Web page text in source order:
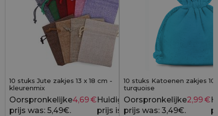
10 stuks Jute zakjes 13 x 18 cm -
kleurenmix
5,49 €
Oorspronkelijke
prijs was: 5,49€.
4,69€Huidige
prijs is:
10 stuks Katoenen zakjes 10
turquoise
Oorspronkelijke
prijs was: 3,49€.
2,99€